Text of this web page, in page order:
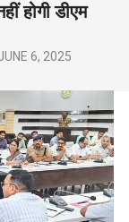
होगी डीएम
6, 2025